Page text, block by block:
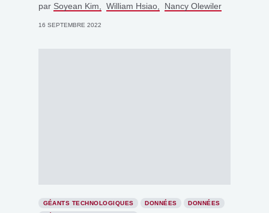
par Soyean Kim William Hsiao Nancy Olewiler
16 SEPTEMBRE 2022
GÉANTS TECHNOLOGIQUES DONNÉES
DONNÉES